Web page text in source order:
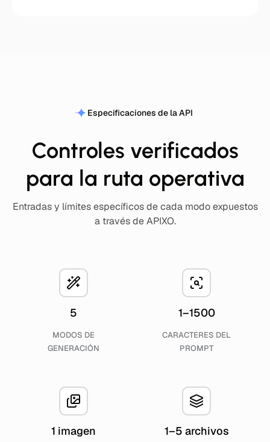
Especificaciones de la API
Controles verificados
para la ruta operativa
Entradas y límites específicos de cada modo expuestos
a través de APIXO.
5
MODOS DE
GENERACIÓN
1–1500
CARACTERES DEL
PROMPT
1 imagen 1–5 archivos